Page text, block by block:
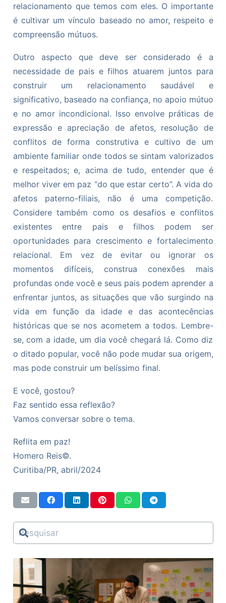
relacionamento que temos com eles. O importante
é cultivar um vínculo baseado no amor, respeito e
compreensão mútuos.
Outro aspecto que deve ser considerado é a
necessidade de pais e filhos atuarem juntos para
construir um relacionamento saudável e
significativo, baseado na confiança, no apoio mútuo
e no amor incondicional. Isso envolve práticas de
expressão e apreciação de afetos, resolução de
conflitos de forma construtiva e cultivo de um
ambiente familiar onde todos se sintam valorizados
e respeitados; e, acima de tudo, entender que é
melhor viver em paz “do que estar certo”. A vida do
afetos paterno-filiais, não é uma competição.
Considere também como os desafios e conflitos
existentes entre pais e filhos podem ser
oportunidades para crescimento e fortalecimento
relacional. Em vez de evitar ou ignorar os
momentos difíceis, construa conexões mais
profundas onde você e seus pais podem aprender a
enfrentar juntos, as situações que vão surgindo na
vida em função da idade e das acontecências
históricas que se nos acometem a todos. Lembre-
se, com a idade, um dia você chegará lá. Como diz
o ditado popular, você não pode mudar sua origem,
mas pode construir um belíssimo final.
E você, gostou?
Faz sentido essa reflexão?
Vamos conversar sobre o tema.
Reflita em paz!
Homero Reis©.
Curitiba/PR, abril/2024